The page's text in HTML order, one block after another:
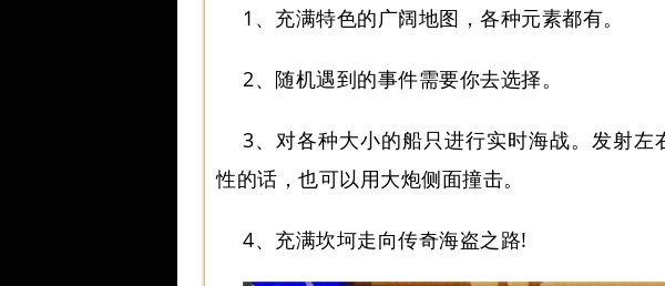
1、充满特色的广阔地图，各种元素都有。
2、随机遇到的事件需要你去选择。
3、对各种大小的船只进行实时海战。发射
性的话，也可以用大炮侧面撞击。
4、充满坎坷走向传奇海盗之路!